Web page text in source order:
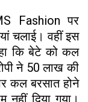
Fashion पर
चलाई। वहीं इस
कि बेटे को कल
ने 50 लाख की
कल बरसात होने
नहीं दिया गया।